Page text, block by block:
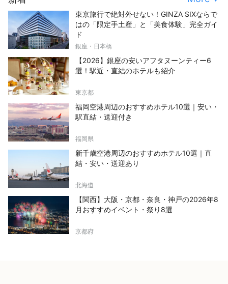
東京旅行で絶対外せない！GINZA SIXならで
はの「限定手土産」と「美食体験」完全ガイ
ド
銀座・日本橋
【2026】銀座の安いアフタヌーンティー6
選！駅近・直結のホテルも紹介
東京都
福岡空港周辺のおすすめホテル10選｜安い・
駅直結・送迎付き
福岡県
新千歳空港周辺のおすすめホテル10選｜直
結・安い・送迎あり
北海道
【関西】大阪・京都・奈良・神戸の2026年8
月おすすめイベント・祭り8選
京都府